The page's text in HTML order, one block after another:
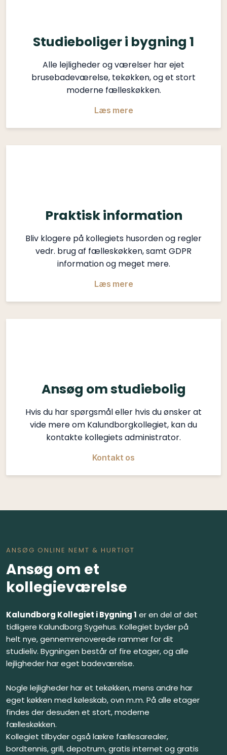
Studieboliger i bygning 1
Alle lejligheder og værelser har ejet
brusebadeværelse, tekøkken, og et stort
moderne fælleskøkken.
Læs mere​
Praktisk information
Bliv klogere på kollegiets husorden og regler
vedr. brug af fælleskøkken, samt GDPR
information og meget mere.
Læs mere​
Ansøg om studiebolig
Hvis du har spørgsmål eller hvis du ønsker at
vide mere om Kalundborgkollegiet, kan du
kontakte kollegiets administrator.
Kontakt os
ANSØG ONLINE NEMT & HURTIGT
Ansøg om et
kollegieværelse
Kalundborg Kollegiet i Bygning 1 er en del af det
tidligere Kalundborg Sygehus. Kollegiet byder på
helt nye, gennemrenoverede rammer for dit
studieliv. Bygningen består af fire etager, og alle
lejligheder har eget badeværelse.
Nogle lejligheder har et tekøkken, mens andre har
eget køkken med køleskab, ovn m.m. På alle etager
findes der desuden et stort, moderne
fælleskøkken.
Kollegiet tilbyder også lækre fællesarealer,
bordtennis, grill, depotrum, gratis internet og gratis